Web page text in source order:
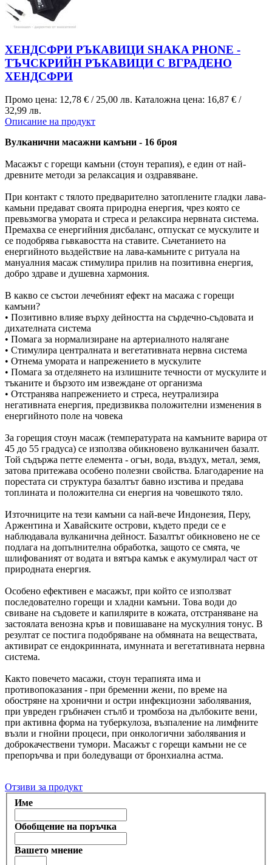
ХЕНДСФРИ РЪКАВИЦИ SHAKA PHONE -
ТЪЧСКРИЙН РЪКАВИЦИ С ВГРАДЕНО
ХЕНДСФРИ
Промо цена: 12,78 € / 25,00 лв. Каталожна цена: 16,87 € /
32,99 лв.
Описание на продукт
Вулканични масажни камъни - 16 броя
Масажът с горещи камъни (стоун терапия), е един от най-
древните методи за релаксация и оздравяване.
При контакт с тялото предварително затоплените гладки лава-
камьни предават своята природна енергия, чрез която се
превьзмогва умората и стреса и релаксира нервната система.
Премахва се енергийния дисбаланс, отпускат се мускулите и
се подобрява гьвкавостта на ставите. Сьчетанието на
енергийното вьздействие на лава-камьните с ритуала на
мануалния масаж стимулира прилив на позитивна енергия,
добро здраве и душевна хармония.
В какво се състои лечебният ефект на масажа с горещи
камъни?
• Позитивно влияе върху дейността на сърдечно-съдовата и
дихателната система
• Помага за нормализиране на артериалното налягане
• Стимулира централната и вегетативната нервна система
• Отнема умората и напрежението в мускулите
• Помага за отделянето на излишните течности от мускулите и
тъканите и бързото им извеждане от организма
• Отстранява напрежението и стреса, неутрализира
негативната енергия, предизвиква положителни изменения в
енергийното поле на човека
За горещия стоун масаж (температурата на камъните варира от
45 до 55 градуса) се използва обикновено вулканичен базалт.
Той съдържа петте елемента - огън, вода, въздух, метал, земя,
затова притежава особено полезни свойства. Благодарение на
порестата си структура базалтът бавно изстива и предава
топлината и положителна си енергия на човешкото тяло.
Източниците на тези камъни са най-вече Индонезия, Перу,
Аржентина и Хавайските острови, където преди се е
наблюдавала вулканична дейност. Базалтът обикновено не се
подлага на допълнителна обработка, защото се смята, че
шлифованият от водата и вятъра камък е акумулирал част от
природната енергия.
Особено ефективен е масажът, при който се използват
последователно горещи и хладни камъни. Това води до
свиване на съдовете и капилярите в кожата, отстраняване на
застоялата венозна кръв и повишаване на мускулния тонус. В
резултат се постига подобряване на обмяната на веществата,
активират се ендокринната, имунната и вегетативната нервна
система.
Както повечето масажи, стоун терапията има и
противопоказания - при бременни жени, по време на
обостряне на хронични и остри инфекциозни заболявания,
при увреден гръбначен стълб и тромбоза на дълбоките вени,
при активна форма на туберкулоза, възпаление на лимфните
възли и гнойни процеси, при онкологични заболявания и
доброкачествени тумори. Масажът с горещи камъни не се
препоръчва и при боледуващи от бронхиална астма.
Отзиви за продукт
Име
Обобщение на поръчка
Вашето мнение